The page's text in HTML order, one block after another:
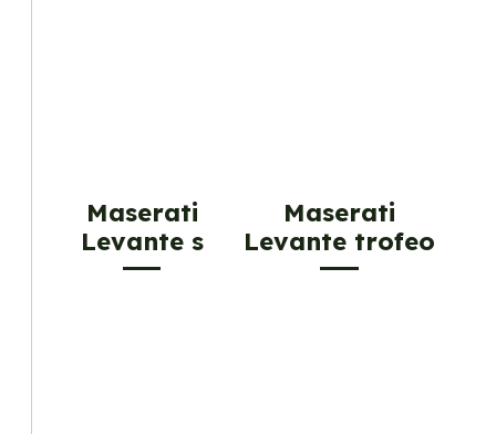
Maserati
Levante s
Maserati
Levante trofeo